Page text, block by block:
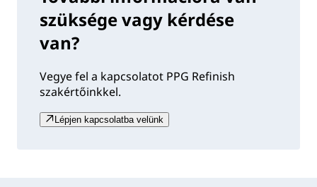
szüksége vagy kérdése
van?
Vegye fel a kapcsolatot PPG Refinish
szakértőinkkel.
Lépjen kapcsolatba velünk